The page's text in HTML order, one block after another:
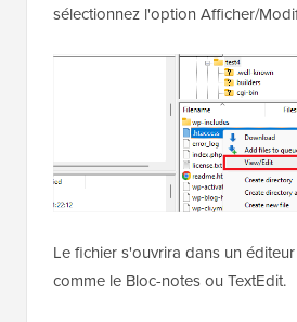
sélectionnez l'option Afficher/
Le fichier s'ouvrira dans un
comme le Bloc-notes ou TextEdit.